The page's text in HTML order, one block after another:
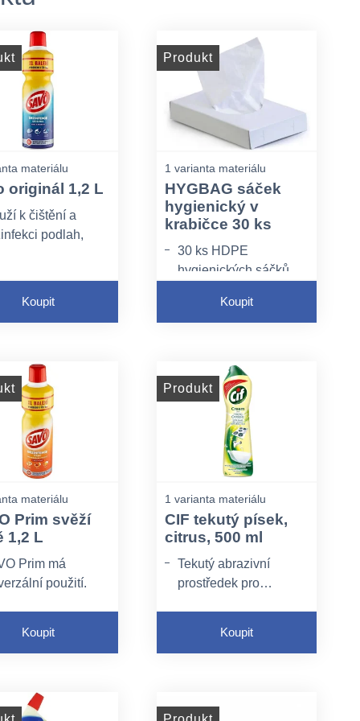
materiálu
originál 1,2 L
k čištění a
podlah,
pitné vody
Koupit
Produkt
1 varianta materiálu
HYGBAG sáček
hygienický v
krabičce 30 ks
30 ks HDPE
hygienických sáčků v
Koupit
materiálu
Prim svěží
1,2 L
Prim má
použití.
ploch a
a kotců pro
Koupit
Produkt
1 varianta materiálu
CIF tekutý písek,
citrus, 500 ml
Tekutý abrazivní
prostředek pro
kuchyni a koupelně.
Koupit